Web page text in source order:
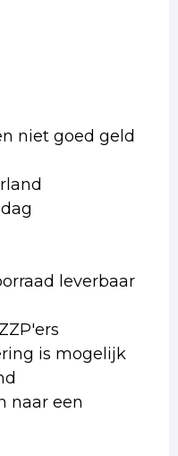
niet goed geld
leverbaar
is mogelijk
naar een